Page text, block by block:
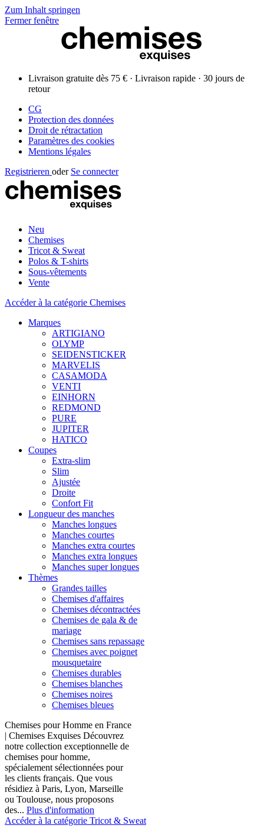
Zum Inhalt springen
Fermer fenêtre
Livraison gratuite dès 75 € · Livraison rapide · 30 jours de
retour
CG
Protection des données
Droit de rétractation
Paramètres des cookies
Mentions légales
Registrieren oder Se connecter
Neu
Chemises
Tricot & Sweat
Polos & T-shirts
Sous-vêtements
Vente
Accéder à la catégorie Chemises
Marques
ARTIGIANO
OLYMP
SEIDENSTICKER
MARVELIS
CASAMODA
VENTI
EINHORN
REDMOND
PURE
JUPITER
HATICO
Coupes
Extra-slim
Slim
Ajustée
Droite
Confort Fit
Longueur des manches
Manches longues
Manches courtes
Manches extra courtes
Manches extra longues
Manches super longues
Thèmes
Grandes tailles
Chemises d'affaires
Chemises décontractées
Chemises de gala & de
mariage
Chemises sans repassage
Chemises avec poignet
mousquetaire
Chemises durables
Chemises blanches
Chemises noires
Chemises bleues
Chemises pour Homme en France
| Chemises Exquises Découvrez
notre collection exceptionnelle de
chemises pour homme,
spécialement sélectionnées pour
les clients français. Que vous
résidiez à Paris, Lyon, Marseille
ou Toulouse, nous proposons
des... Plus d'information
Accéder à la catégorie Tricot & Sweat